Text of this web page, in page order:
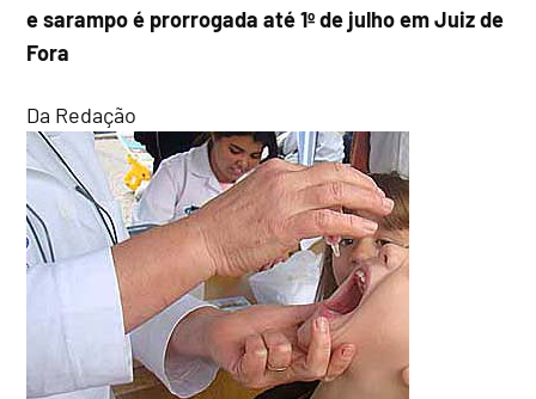
e sarampo é prorrogada até 1º de julho em Juiz de
Fora
Da Redação